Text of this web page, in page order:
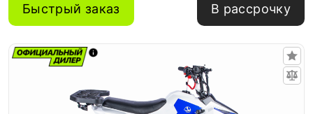
Быстрый заказ В рассрочку